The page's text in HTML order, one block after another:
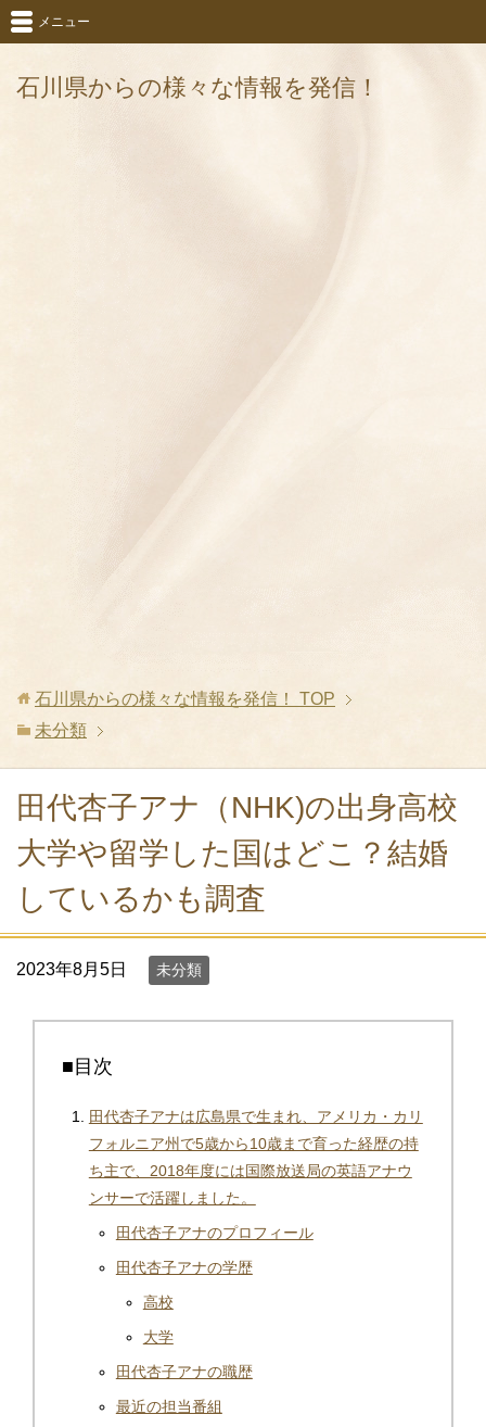
石川県からの様々な情報を発信！
メニュー
石川県からの様々な情報を発信！
TOP
未分類
田代杏子アナ（NHK)の出身高校
大学や留学した国はどこ？結婚
しているかも調査
2023年8月5日 未分類
■目次
田代杏子アナは広島県で生まれ、アメリカ・カリ
フォルニア州で5歳から10歳まで育った経歴の持
ち主で、2018年度には国際放送局の英語アナウ
ンサーで活躍しました。
田代杏子アナのプロフィール
田代杏子アナの学歴
高校
大学
田代杏子アナの職歴
最近の担当番組